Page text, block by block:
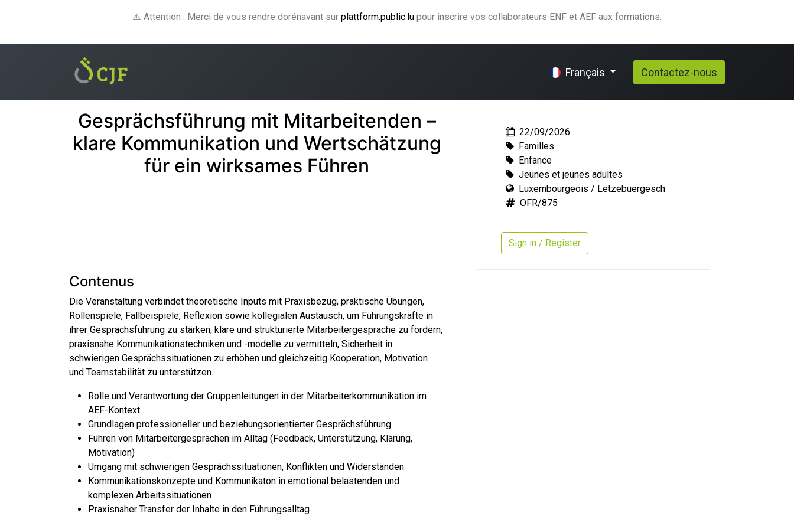
⚠️ Attention : Merci de vous rendre dorénavant sur plattform.public.lu pour inscrire vos collaborateurs ENF et AEF aux formations.
Français Contactez-nous
Gesprächsführung mit Mitarbeitenden –
klare Kommunikation und Wertschätzung
für ein wirksames Führen
Contenus
Die Veranstaltung verbindet theoretische Inputs mit Praxisbezug, praktische Übungen,
Rollenspiele, Fallbeispiele, Reflexion sowie kollegialen Austausch, um Führungskräfte in
ihrer Gesprächsführung zu stärken, klare und strukturierte Mitarbeitergespräche zu fördern,
praxisnahe Kommunikationstechniken und -modelle zu vermitteln, Sicherheit in
schwierigen Gesprächssituationen zu erhöhen und gleichzeitig Kooperation, Motivation
und Teamstabilität zu unterstützen.
Rolle und Verantwortung der Gruppenleitungen in der Mitarbeiterkommunikation im
AEF-Kontext
Grundlagen professioneller und beziehungsorientierter Gesprächsführung
Führen von Mitarbeitergesprächen im Alltag (Feedback, Unterstützung, Klärung,
Motivation)
Umgang mit schwierigen Gesprächssituationen, Konflikten und Widerständen
Kommunikationskonzepte und Kommunikaton in emotional belastenden und
komplexen Arbeitssituationen
Praxisnaher Transfer der Inhalte in den Führungsalltag
22/09/2026
Familles
Enfance
Jeunes et jeunes adultes
Luxembourgeois / Lëtzebuergesch
OFR/875
Sign in / Register